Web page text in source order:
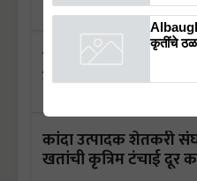
ठिबक सिंचन प्रणाली
जाणुन घ्या याचे फायदे
कांदा उत्पादक शेतकरी
खतांची कृत्रिम टंचाई दूर
मिळाली
कृतींचे